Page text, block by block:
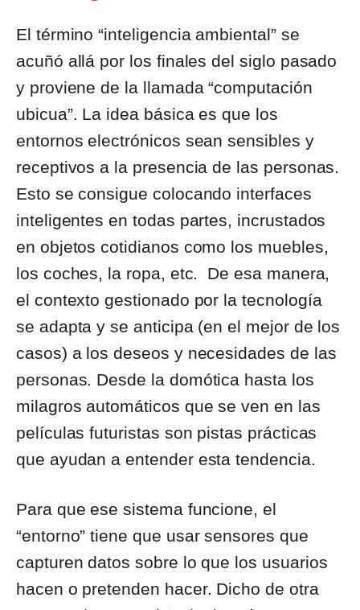
El término “inteligencia ambiental” se
acuñó allá por los finales del siglo pasado
y proviene de la llamada “computación
ubicua”. La idea básica es que los
entornos electrónicos sean sensibles y
receptivos a la presencia de las personas.
Esto se consigue colocando interfaces
inteligentes en todas partes, incrustados
en objetos cotidianos como los muebles,
los coches, la ropa, etc. De esa manera,
el contexto gestionado por la tecnología
se adapta y se anticipa (en el mejor de los
casos) a los deseos y necesidades de las
personas. Desde la domótica hasta los
milagros automáticos que se ven en las
películas futuristas son pistas prácticas
que ayudan a entender esta tendencia.
Para que ese sistema funcione, el
“entorno” tiene que usar sensores que
capturen datos sobre lo que los usuarios
hacen o pretenden hacer. Dicho de otra